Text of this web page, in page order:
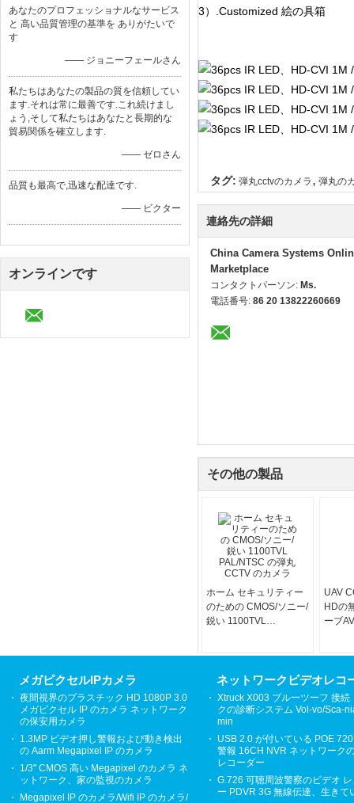
あなたのプロフェッショナルなサービス
と 高い品質管理の基準を ありがたいで
す
—— ジョニーフェールさん
私たちはあなたの製品の質を信頼してい
ます.それは常に最善です.これ続けまし
ょう,そして私たちはあなたと長期的な
貿易関係を確立します.
—— ゼロさん
品質も最高で,迅速な配達です.
—— ビクター
オンラインです
3）.Customized 絵の具箱
タグ: 弾丸cctvのカメラ , 弾丸の
連絡先の詳細
China Camera Systems
Marketplace
コンタクトパーソン: Ms.
電話番号: 86 20 13822260669
その他の製品
ホーム セキュリティー
のための CMOS/ソニー/
鋭い 1100TVL
UAV
HDの
ーブ
メガピクセルIPカメラ
夜間視界のプラスチック HD 1080P 3.0
メガピクセル IP のカメラ ネットワーク
の保安用カメラ
1.3MP ビデオ押し警報および動き検出
の Aarm Megapixel IP のカメラ
1/3" CMOS 高い Megapixel のカメラ ネ
ットワーク、家の監視のカメラ
Megapixel IP のカメラ/Wifi IP のカメラ/
ネットワークビデオレコ
Xtruck X003 ブルーツーフ 接続
クの診断システム Vol-vo/Sca-
min
USB 2.0 が付いている POE
警報 16CH NVR ネットワーク
レコーダー
G.726 可聴周波警察のビデオ
ー PDVR 3G 無線伝達、生きて